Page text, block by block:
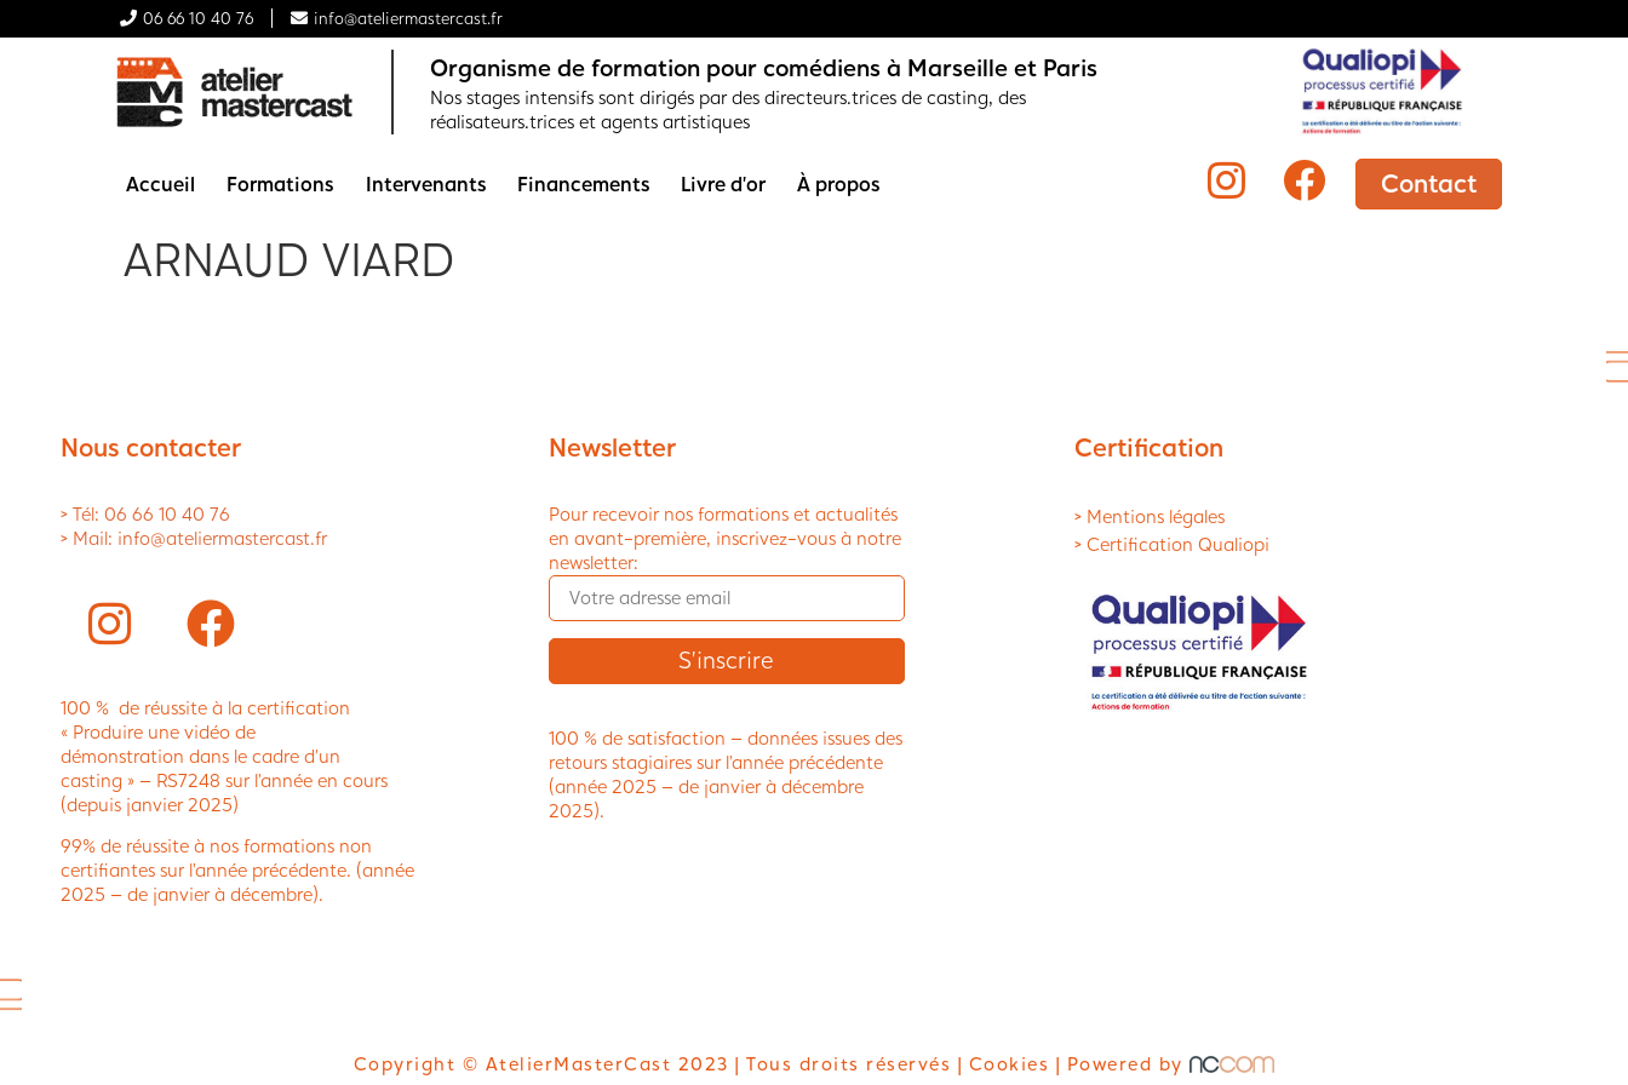
06 66 10 40 76 info@ateliermastercast.fr
Organisme de formation pour comédiens à Marseille et Paris
Nos stages intensifs sont dirigés par des directeurs.trices de casting, des
réalisateurs.trices et agents artistiques
Accueil Formations Intervenants Financements Livre d’or À propos Contact
ARNAUD VIARD
Nous contacter
> Tél: 06 66 10 40 76
> Mail: info@ateliermastercast.fr
100 % de réussite à la certification
« Produire une vidéo de
démonstration dans le cadre d’un
casting » – RS7248 sur l’année en cours
(depuis janvier 2025)
99% de réussite à nos formations non
certifiantes sur l’année précédente. (année
2025 – de janvier à décembre).
Newsletter
Pour recevoir nos formations et actualités
en avant-première, inscrivez-vous à notre
newsletter:
100 % de satisfaction – données issues des
retours stagiaires sur l’année précédente
(année 2025 – de janvier à décembre
2025).
Certification
> Mentions légales
> Certification Qualiopi
Copyright © AtelierMasterCast 2023 | Tous droits réservés | Cookies | Powered by